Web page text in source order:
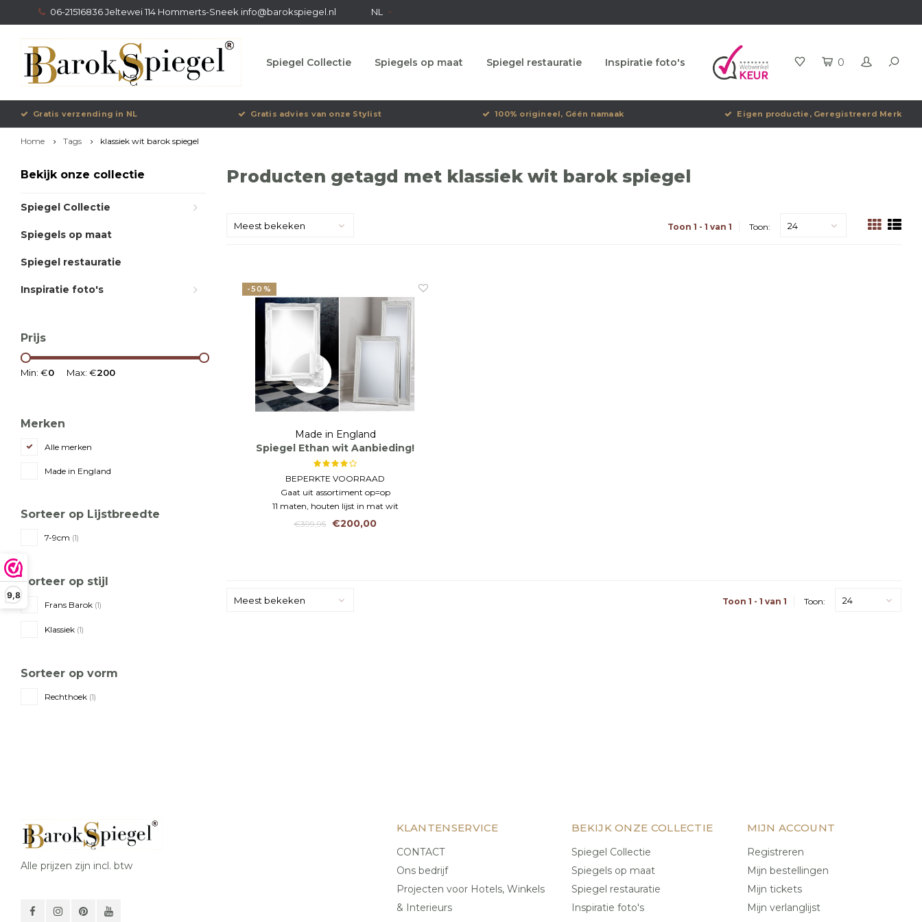
9,8
06-21516836 Jeltewei 114 Hommerts-Sneek info@barokspiegel.nl NL
Spiegel Collectie Spiegels op maat Spiegel restauratie Inspiratie foto's 0
Gratis verzending in NL Gratis advies van onze Stylist 100% origineel, Géén namaak Eigen productie, Geregistreerd Merk
Home Tags klassiek wit barok spiegel
Bekijk onze collectie
Spiegel Collectie
Spiegels op maat
Spiegel restauratie
Inspiratie foto's
Prijs
Min: €0 Max: €200
Merken
Alle merken
Made in England
Sorteer op Lijstbreedte
7-9cm (1)
Sorteer op stijl
Frans Barok (1)
Klassiek (1)
Sorteer op vorm
Rechthoek (1)
Producten getagd met klassiek wit barok spiegel
Meest bekeken Toon 1 - 1 van 1 Toon: 24
-50%
Made in England
Spiegel Ethan wit Aanbieding!
BEPERKTE VOORRAAD
Gaat uit assortiment op=op
11 maten, houten lijst in mat wit
€399,95
€200,00
Meest bekeken Toon 1 - 1 van 1 Toon: 24
Alle prijzen zijn incl. btw
KLANTENSERVICE
CONTACT
Ons bedrijf
Projecten voor Hotels, Winkels
& Interieurs
BEKIJK ONZE COLLECTIE
Spiegel Collectie
Spiegels op maat
Spiegel restauratie
Inspiratie foto's
MIJN ACCOUNT
Registreren
Mijn bestellingen
Mijn tickets
Mijn verlanglijst